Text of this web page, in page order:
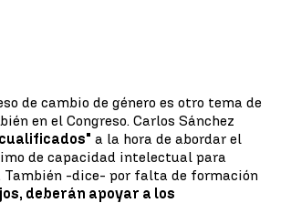
de cambio de género es otro tema de
en el Congreso. Carlos Sánchez
a la hora de abordar el
de capacidad intelectual para
También -dice- por falta de formación
deberán apoyar a los